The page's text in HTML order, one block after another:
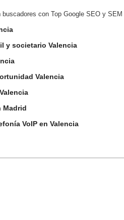
con Top Google SEO y SEM
y societario Valencia
Valencia
Madrid
VoIP en Valencia